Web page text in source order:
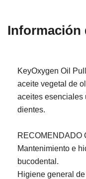
Información
KeyOxygen Oil
aceite vegetal de
aceites esenciales
dientes.
RECOMENDADO
Mantenimiento e
bucodental.
Higiene general